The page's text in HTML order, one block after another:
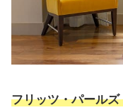
フリッツ・パール